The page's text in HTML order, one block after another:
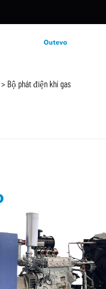
> Bộ phát điện khí gas